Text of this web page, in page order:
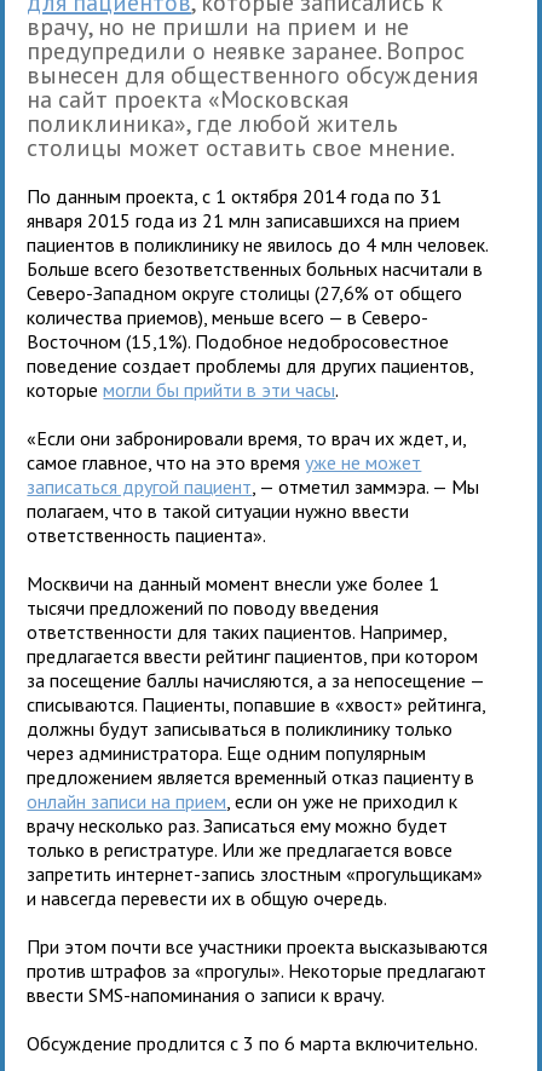
врачу, но не пришли на прием и не
предупредили о неявке заранее. Вопрос
вынесен для общественного обсуждения
на сайт проекта «Московская
поликлиника», где любой житель
столицы может оставить свое мнение.
По данным проекта, с 1 октября 2014 года по 31
января 2015 года из 21 млн записавшихся на прием
пациентов в поликлинику не явилось до 4 млн человек.
Больше всего безответственных больных насчитали в
Северо-Западном округе столицы (27,6% от общего
количества приемов), меньше всего — в Северо-
Восточном (15,1%). Подобное недобросовестное
поведение создает проблемы для других пациентов,
которыемогли бы прийти в эти часы.
«Если они забронировали время, то врач их ждет, и,
самое главное, что на это времяуже не может
записаться другой пациент , — отметил заммэра. — Мы
полагаем, что в такой ситуации нужно ввести
ответственность пациента».
Москвичи на данный момент внесли уже более 1
тысячи предложений по поводу введения
ответственности для таких пациентов. Например,
предлагается ввести рейтинг пациентов, при котором
за посещение баллы начисляются, а за непосещение —
списываются. Пациенты, попавшие в «хвост» рейтинга,
должны будут записываться в поликлинику только
через администратора. Еще одним популярным
предложением является временный отказ пациенту в
онлайн записи на прием , если он уже не приходил к
врачу несколько раз. Записаться ему можно будет
только в регистратуре. Или же предлагается вовсе
запретить интернет-запись злостным «прогульщикам»
и навсегда перевести их в общую очередь.
При этом почти все участники проекта высказываются
против штрафов за «прогулы». Некоторые предлагают
ввести SMS-напоминания о записи к врачу.
Обсуждение продлится с 3 по 6 марта включительно.